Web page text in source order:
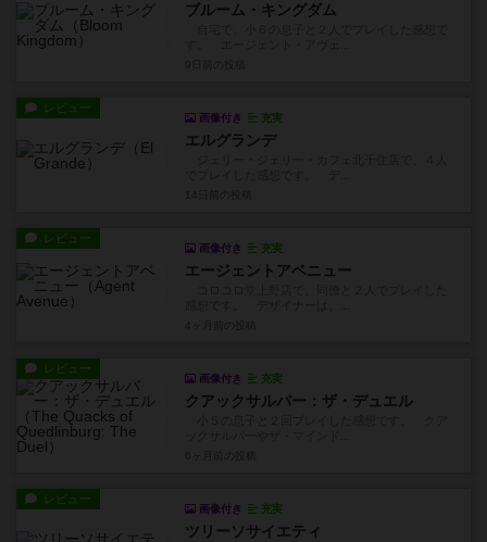
ブルーム・キングダム
レビュー
画像付き 充実
エルグランデ
レビュー
画像付き 充実
エージェントアベニュー
レビュー
画像付き 充実
クアックサルバー：ザ・デュエル
レビュー
画像付き 充実
ツリーソサイエティ